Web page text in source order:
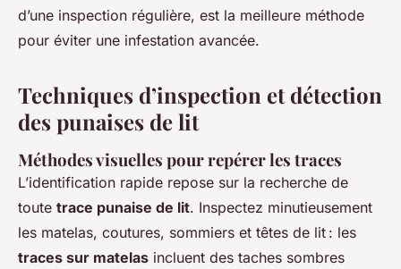
d’une inspection régulière, est la meilleure méthode
pour éviter une infestation avancée.
Techniques d’inspection et détection
des punaises de lit
Méthodes visuelles pour repérer les traces
L’identification rapide repose sur la recherche de
toute trace punaise de lit. Inspectez minutieusement
les matelas, coutures, sommiers et têtes de lit : les
traces sur matelas incluent des taches sombres